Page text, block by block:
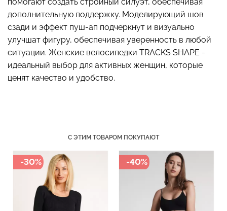
дополнительную поддержку. Моделирующий шов
сзади и эффект пуш-ап подчеркнут и визуально
улучшат фигуру, обеспечивая уверенность в любой
ситуации. Женские велосипедки TRACKS SHAPE -
идеальный выбор для активных женщин, которые
ценят качество и удобство.
С ЭТИМ ТОВАРОМ ПОКУПАЮТ
-30% -40%
Топ на бретелях в рубчик
CAMI TOP RIB white
(белый) Giulia
Бесшовный топ с легкой
SHAPEWEAR nude